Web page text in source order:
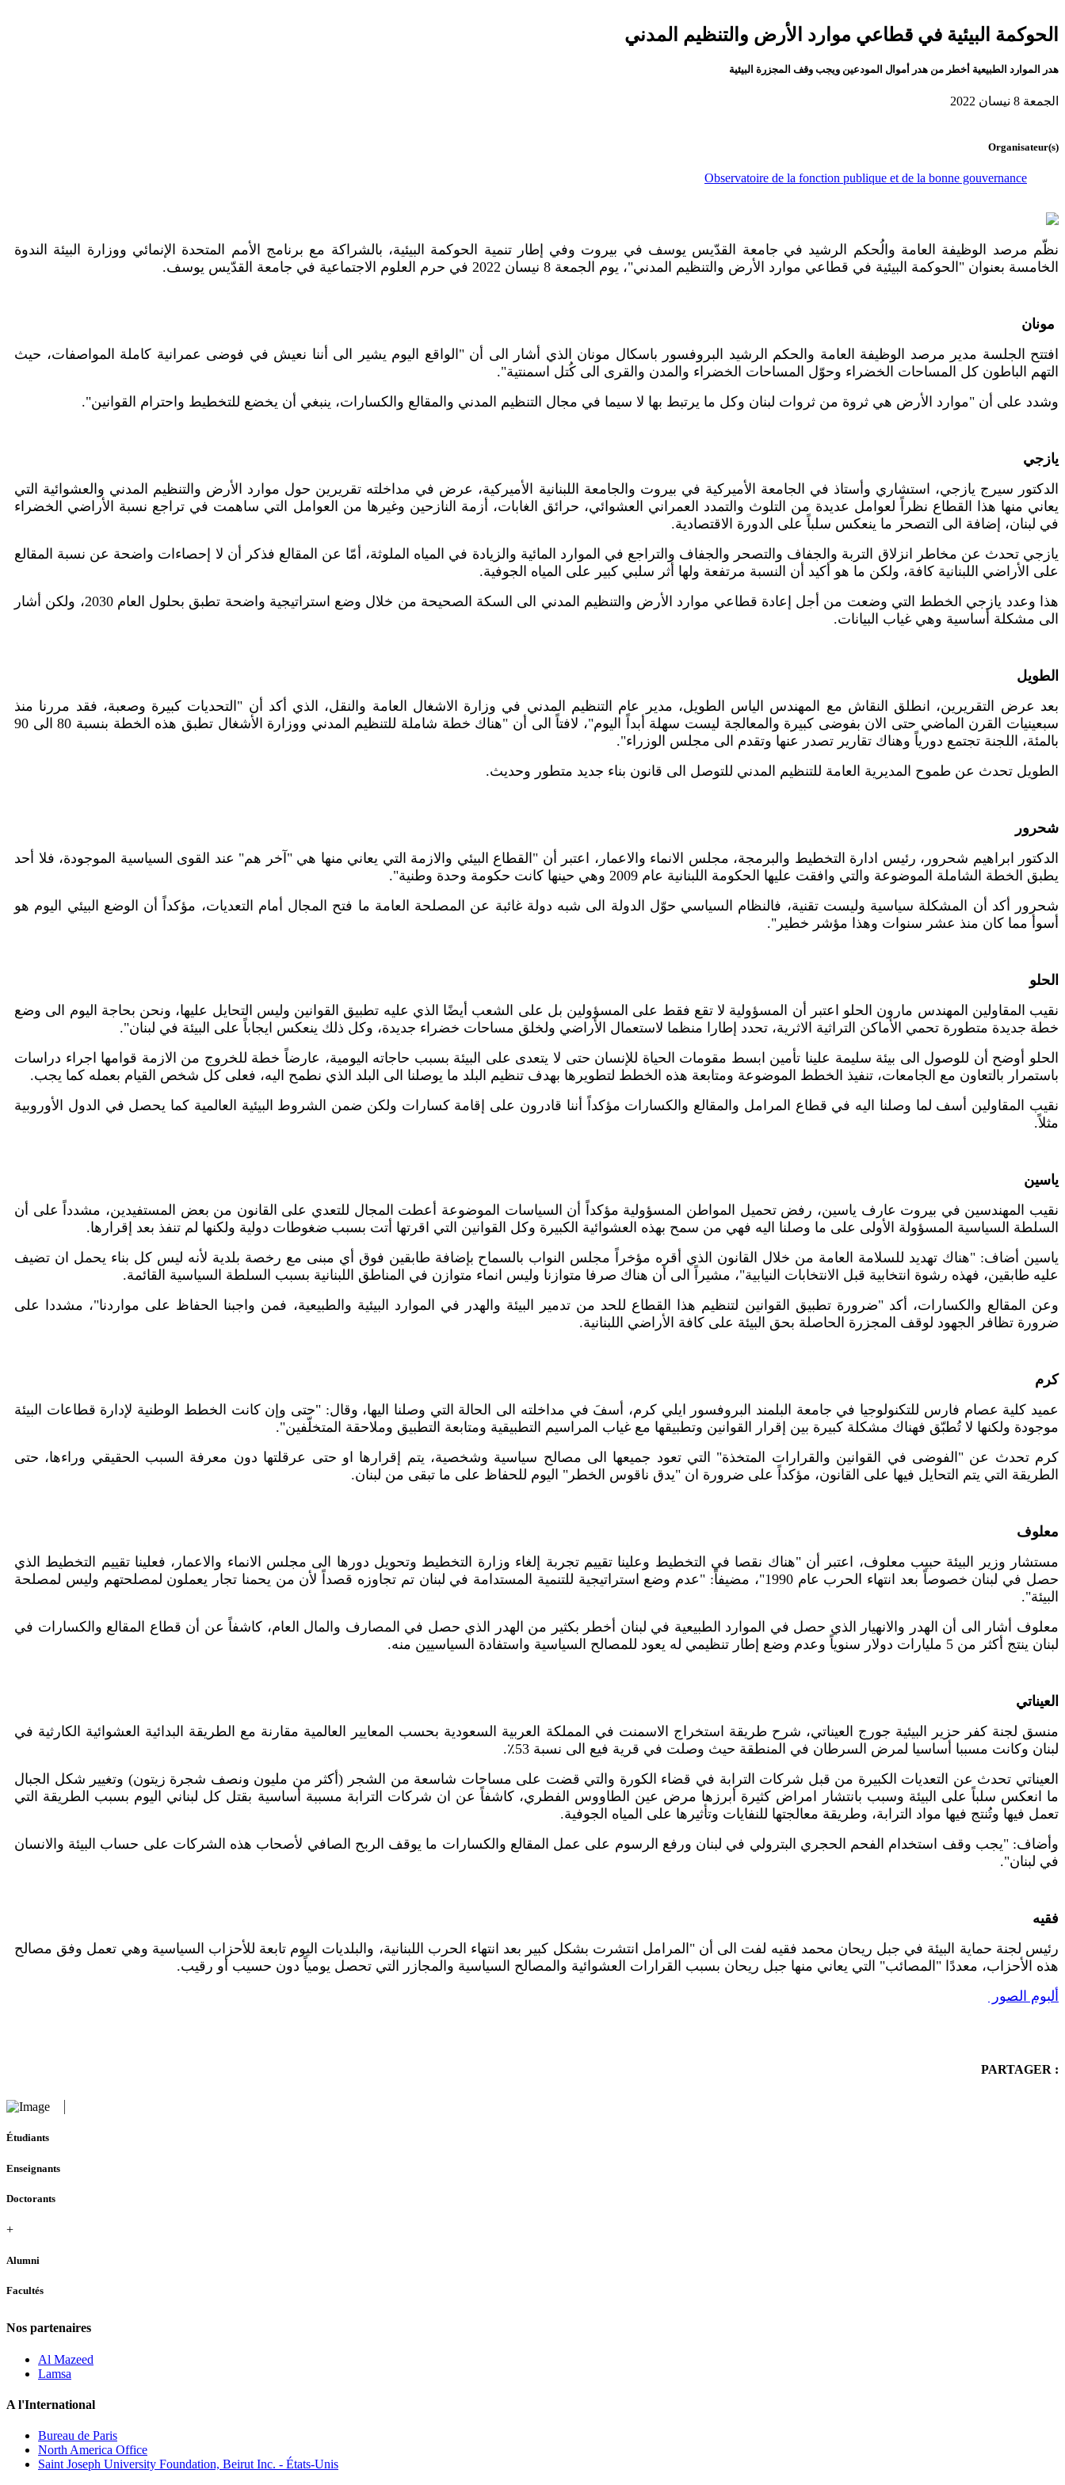
الحوكمة البيئية في قطاعي موارد الأرض والتنظيم المدني
هدر الموارد الطبيعية أخطر من هدر أموال المودعين ويجب وقف المجزرة البيئية
الجمعة 8 نيسان 2022
Organisateur(s)
Observatoire de la fonction publique et de la bonne gouvernance
نظّم مرصد الوظيفة العامة والُحكم الرشيد في جامعة القدّيس يوسف في بيروت وفي إطار تنمية الحوكمة البيئية، بالشراكة مع برنامج الأمم المتحدة الإنمائي ووزارة البيئة الندوة
الخامسة بعنوان "الحوكمة البيئية في قطاعي موارد الأرض والتنظيم المدني"، يوم الجمعة 8 نيسان 2022 في حرم العلوم الاجتماعية في جامعة القدّيس يوسف .
مونان
افتتح الجلسة مدير مرصد الوظيفة العامة والحكم الرشيد البروفسور باسكال مونان الذي أشار الى أن "الواقع اليوم يشير الى أننا نعيش في فوضى عمرانية كاملة المواصفات، حيث
التهم الباطون كل المساحات الخضراء وحوّل المساحات الخضراء والمدن والقرى الى كُتل اسمنتية".
وشدد على أن "موارد الأرض هي ثروة من ثروات لبنان وكل ما يرتبط بها لا سيما في مجال التنظيم المدني والمقالع والكسارات، ينبغي أن يخضع للتخطيط واحترام القوانين".
يازجي
الدكتور سيرج يازجي، استشاري وأستاذ في الجامعة الأميركية في بيروت والجامعة اللبنانية الأميركية، عرض في مداخلته تقريرين حول موارد الأرض والتنظيم المدني والعشوائية التي
يعاني منها هذا القطاع نظراً لعوامل عديدة من التلوث والتمدد العمراني العشوائي، حرائق الغابات، أزمة النازحين وغيرها من العوامل التي ساهمت في تراجع نسبة الأراضي الخضراء
في لبنان، إضافة الى التصحر ما ينعكس سلباً على الدورة الاقتصادية.
يازجي تحدث عن مخاطر انزلاق التربة والجفاف والتصحر والجفاف والتراجع في الموارد المائية والزيادة في المياه الملوثة، أمّا عن المقالع فذكر أن لا إحصاءات واضحة عن نسبة المقالع
على الأراضي اللبنانية كافة، ولكن ما هو أكيد أن النسبة مرتفعة ولها أثر سلبي كبير على المياه الجوفية.
هذا وعدد يازجي الخطط التي وضعت من أجل إعادة قطاعي موارد الأرض والتنظيم المدني الى السكة الصحيحة من خلال وضع استراتيجية واضحة تطبق بحلول العام2030، ولكن أشار
الى مشكلة أساسية وهي غياب البيانات.
الطويل
بعد عرض التقريرين، انطلق النقاش مع المهندس الياس الطويل، مدير عام التنظيم المدني في وزارة الاشغال العامة والنقل، الذي أكد أن "التحديات كبيرة وصعبة، فقد مررنا منذ
سبعينيات القرن الماضي حتى الان بفوضى كبيرة والمعالجة ليست سهلة أبداً اليوم"، لافتاً الى أن "هناك خطة شاملة للتنظيم المدني ووزارة الأشغال تطبق هذه الخطة بنسبة 80الى 90
بالمئة، اللجنة تجتمع دورياً وهناك تقارير تصدر عنها وتقدم الى مجلس الوزراء".
الطويل تحدث عن طموح المديرية العامة للتنظيم المدني للتوصل الى قانون بناء جديد متطور وحديث.
شحرور
الدكتور ابراهيم شحرور، رئيس ادارة التخطيط والبرمجة، مجلس الانماء والاعمار، اعتبر أن "القطاع البيئي والازمة التي يعاني منها هي "آخر هم" عند القوى السياسية الموجودة، فلا أحد
يطبق الخطة الشاملة الموضوعة والتي وافقت عليها الحكومة اللبنانية عام 2009 وهي حينها كانت حكومة وحدة وطنية".
شحرور أكد أن المشكلة سياسية وليست تقنية، فالنظام السياسي حوّل الدولة الى شبه دولة غائبة عن المصلحة العامة ما فتح المجال أمام التعديات، مؤكداً أن الوضع البيئي اليوم هو
أسوأ مما كان منذ عشر سنوات وهذا مؤشر خطير".
الحلو
نقيب المقاولين المهندس مارون الحلو اعتبر أن المسؤولية لا تقع فقط على المسؤولين بل على الشعب أيضًا الذي عليه تطبيق القوانين وليس التحايل عليها، ونحن بحاجة اليوم الى وضع
خطة جديدة متطورة تحمي الأماكن التراثية الاثرية، تحدد إطارا منظما لاستعمال الأراضي ولخلق مساحات خضراء جديدة، وكل ذلك ينعكس ايجاباً على البيئة في لبنان".
الحلو أوضح أن للوصول الى بيئة سليمة علينا تأمين ابسط مقومات الحياة للإنسان حتى لا يتعدى على البيئة بسبب حاجاته اليومية، عارضاً خطة للخروج من الازمة قوامها اجراء دراسات
باستمرار بالتعاون مع الجامعات، تنفيذ الخطط الموضوعة ومتابعة هذه الخطط لتطويرها بهدف تنظيم البلد ما يوصلنا الى البلد الذي نطمح اليه، فعلى كل شخص القيام بعمله كما يجب.
نقيب المقاولين أسف لما وصلنا اليه في قطاع المرامل والمقالع والكسارات مؤكداً أننا قادرون على إقامة كسارات ولكن ضمن الشروط البيئية العالمية كما يحصل في الدول الأوروبية
مثلاً.
ياسين
نقيب المهندسين في بيروت عارف ياسين، رفض تحميل المواطن المسؤولية مؤكداً أن السياسات الموضوعة أعطت المجال للتعدي على القانون من بعض المستفيدين، مشدداً على أن
السلطة السياسية المسؤولة الأولى على ما وصلنا اليه فهي من سمح بهذه العشوائية الكبيرة وكل القوانين التي اقرتها أتت بسبب ضغوطات دولية ولكنها لم تنفذ بعد إقرارها.
ياسين أضاف: "هناك تهديد للسلامة العامة من خلال القانون الذي أقره مؤخراً مجلس النواب بالسماح بإضافة طابقين فوق أي مبنى مع رخصة بلدية لأنه ليس كل بناء يحمل ان تضيف
عليه طابقين، فهذه رشوة انتخابية قبل الانتخابات النيابية"، مشيراً الى أن هناك صرفا متوازنا وليس انماء متوازن في المناطق اللبنانية بسبب السلطة السياسية القائمة.
وعن المقالع والكسارات، أكد "ضرورة تطبيق القوانين لتنظيم هذا القطاع للحد من تدمير البيئة والهدر في الموارد البيئية والطبيعية، فمن واجبنا الحفاظ على مواردنا"، مشددا على
ضرورة تظافر الجهود لوقف المجزرة الحاصلة بحق البيئة على كافة الأراضي اللبنانية.
كرم
عميد كلية عصام فارس للتكنولوجيا في جامعة البلمند البروفسور ايلي كرم، أسفَ في مداخلته الى الحالة التي وصلنا اليها، وقال: "حتى وإن كانت الخطط الوطنية لإدارة قطاعات البيئة
موجودة ولكنها لا تُطبّق فهناك مشكلة كبيرة بين إقرار القوانين وتطبيقها مع غياب المراسيم التطبيقية ومتابعة التطبيق وملاحقة المتخلّفين".
كرم تحدث عن "الفوضى في القوانين والقرارات المتخذة" التي تعود جميعها الى مصالح سياسية وشخصية، يتم إقرارها او حتى عرقلتها دون معرفة السبب الحقيقي وراءها، حتى
الطريقة التي يتم التحايل فيها على القانون، مؤكداً على ضرورة ان "يدق ناقوس الخطر" اليوم للحفاظ على ما تبقى من لبنان.
معلوف
مستشار وزير البيئة حبيب معلوف، اعتبر أن "هناك نقصا في التخطيط وعلينا تقييم تجربة إلغاء وزارة التخطيط وتحويل دورها الى مجلس الانماء والاعمار، فعلينا تقييم التخطيط الذي
حصل في لبنان خصوصاً بعد انتهاء الحرب عام1990"، مضيفاً: "عدم وضع استراتيجية للتنمية المستدامة في لبنان تم تجاوزه قصداً لأن من يحمنا تجار يعملون لمصلحتهم وليس لمصلحة
البيئة".
معلوف أشار الى أن الهدر والانهيار الذي حصل في الموارد الطبيعية في لبنان أخطر بكثير من الهدر الذي حصل في المصارف والمال العام، كاشفاً عن أن قطاع المقالع والكسارات في
لبنان ينتج أكثر من 5 مليارات دولار سنوياً وعدم وضع إطار تنظيمي له يعود للمصالح السياسية واستفادة السياسيين منه.
العيناتي
منسق لجنة كفر حزير البيئية جورج العيناتي، شرح طريقة استخراج الاسمنت في المملكة العربية السعودية بحسب المعايير العالمية مقارنة مع الطريقة البدائية العشوائية الكارثية في
لبنان وكانت مسببا أساسيا لمرض السرطان في المنطقة حيث وصلت في قرية فيع الى نسبة 53٪.
العيناتي تحدث عن التعديات الكبيرة من قبل شركات الترابة في قضاء الكورة والتي قضت على مساحات شاسعة من الشجر (أكثر من مليون ونصف شجرة زيتون) وتغيير شكل الجبال
ما انعكس سلباً على البيئة وسبب بانتشار امراض كثيرة أبرزها مرض عين الطاووس الفطري، كاشفاً عن ان شركات الترابة مسببة أساسية بقتل كل لبناني اليوم بسبب الطريقة التي
تعمل فيها وتُنتج فيها مواد الترابة، وطريقة معالجتها للنفايات وتأثيرها على المياه الجوفية.
وأضاف: "يجب وقف استخدام الفحم الحجري البترولي في لبنان ورفع الرسوم على عمل المقالع والكسارات ما يوقف الربح الصافي لأصحاب هذه الشركات على حساب البيئة والانسان
في لبنان".
فقيه
رئيس لجنة حماية البيئة في جبل ريحان محمد فقيه لفت الى أن "المرامل انتشرت بشكل كبير بعد انتهاء الحرب اللبنانية، والبلديات اليوم تابعة للأحزاب السياسية وهي تعمل وفق مصالح
هذه الأحزاب، معددًا "المصائب" التي يعاني منها جبل ريحان بسبب القرارات العشوائية والمصالح السياسية والمجازر التي تحصل يومياً دون حسيب أو رقيب.
ألبوم الصور
PARTAGER :
Étudiants
Enseignants
Doctorants
+
Alumni
Facultés
Nos partenaires
Al Mazeed
Lamsa
A l'International
Bureau de Paris
North America Office
Saint Joseph University Foundation, Beirut Inc. - États-Unis